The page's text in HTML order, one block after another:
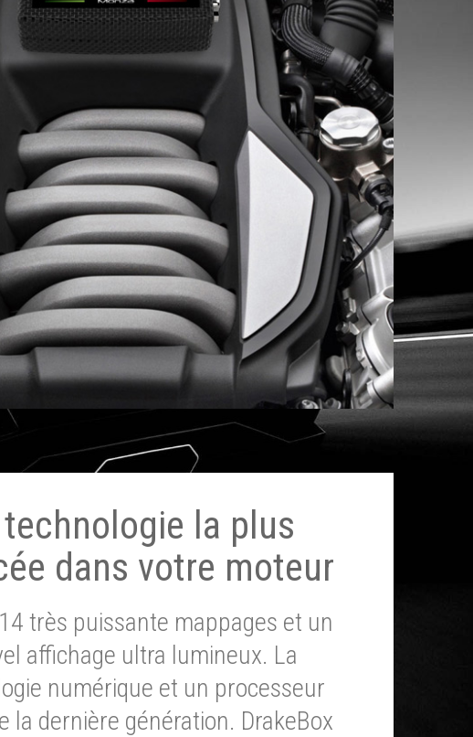
technologie la plus
dans votre moteur
très puissante mappages et un
affichage ultra lumineux. La
numérique et un processeur
la dernière génération. DrakeBox